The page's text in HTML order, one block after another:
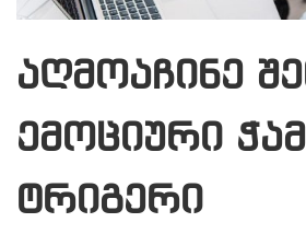
აღმოაჩინე
ემოციური
ტრიგერი